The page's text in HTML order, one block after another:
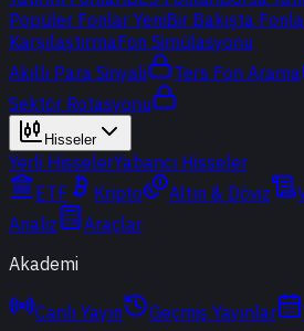
Popüler Fonlar YeniBir Bakışta
KarşılaştırmaFon Simülasyonu
Akıllı Para Sinyali
Ters Fon Arama
Sektör Rotasyonu
Hisseler
Yerli HisselerYabancı Hisseler
ETF
Kripto Altın & Döviz
Analiz
Araçlar
Akademi
Canlı Yayın Geçmiş Yayınlar